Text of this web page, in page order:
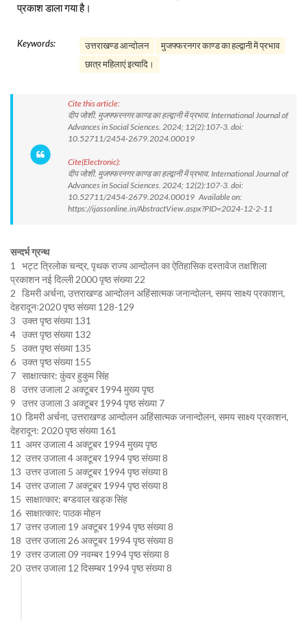
प्रकाश डाला गया है।
Keywords: उत्तराखण्ड आन्दोलन
मुजफ्फरनगर काण्ड का हल्द्वानी में प्रभाव
छात्र महिलाएं इत्यादि।
Cite this article:
दीप जोशी. मुजफ्फरनगर काण्ड का हल्द्वानी में प्रभाव. International Journal of
Advances in Social Sciences. 2024; 12(2):107-3. doi:
10.52711/2454-2679.2024.00019
Cite(Electronic):
दीप जोशी. मुजफ्फरनगर काण्ड का हल्द्वानी में प्रभाव. International Journal of
Advances in Social Sciences. 2024; 12(2):107-3. doi:
10.52711/2454-2679.2024.00019 Available on:
https://ijassonline.in/AbstractView.aspx?PID=2024-12-2-11
सन्दर्भ ग्रन्थ
1 भट्ट त्रिलोक चन्द्र, पृथक राज्य आन्दोलन का ऐतिहासिक दस्तावेज तक्षशिला
प्रकाशन नई दिल्ली 2000 पृष्ठ संख्या 22
2 डिमरी अर्चना, उत्तराखण्ड आन्दोलन अहिंसात्मक जनान्दोलन, समय साक्ष्य प्रकाशन,
देहरादूनः2020 पृष्ठ संख्या 128-129
3 उक्त पृष्ठ संख्या 131
4 उक्त पृष्ठ संख्या 132
5 उक्त पृष्ठ संख्या 135
6 उक्त पृष्ठ संख्या 155
7 साक्षात्कार: कुंवर हुकुम सिंह
8 उत्तर उजाला 2 अक्टूबर 1994 मुख्य पृष्ठ
9 उत्तर उजाला 3 अक्टूबर 1994 पृष्ठ संख्या 7
10 डिमरी अर्चना, उत्तराखण्ड आन्दोलन अहिंसात्मक जनान्दोलन, समय साक्ष्य प्रकाशन,
देहरादून: 2020 पृष्ठ संख्या 161
11 अमर उजाला 4 अक्टूबर 1994 मुख्य पृष्ठ
12 उत्तर उजाला 4 अक्टूबर 1994 पृष्ठ संख्या 8
13 उत्तर उजाला 5 अक्टूबर 1994 पृष्ठ संख्या 8
14 उत्तर उजाला 7 अक्टूबर 1994 पृष्ठ संख्या 8
15 साक्षात्कार: बग्डवाल खड्क सिंह
16 साक्षात्कार: पाठक मोहन
17 उत्तर उजाला 19 अक्टूबर 1994 पृष्ठ संख्या 8
18 उत्तर उजाला 26 अक्टूबर 1994 पृष्ठ संख्या 8
19 उत्तर उजाला 09 नवम्बर 1994 पृष्ठ संख्या 8
20 उत्तर उजाला 12 दिसम्बर 1994 पृष्ठ संख्या 8